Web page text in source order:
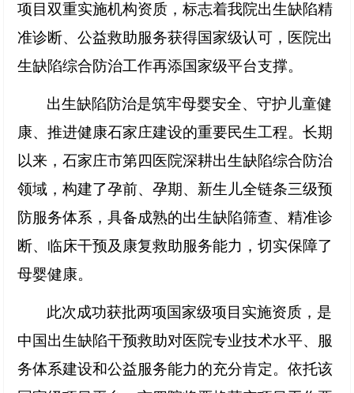
项目双重实施机构资质，标志着我院出生缺陷精
准诊断、公益救助服务获得国家级认可，医院出
生缺陷综合防治工作再添国家级平台支撑。
出生缺陷防治是筑牢母婴安全、守护儿童健
康、推进健康石家庄建设的重要民生工程。长期
以来，石家庄市第四医院深耕出生缺陷综合防治
领域，构建了孕前、孕期、新生儿全链条三级预
防服务体系，具备成熟的出生缺陷筛查、精准诊
断、临床干预及康复救助服务能力，切实保障了
母婴健康。
此次成功获批两项国家级项目实施资质，是
中国出生缺陷干预救助对医院专业技术水平、服
务体系建设和公益服务能力的充分肯定。依托该